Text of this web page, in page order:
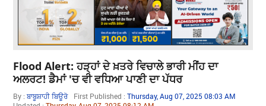
Flood Alert: ਹੜ੍ਹਾਂ ਦੇ ਖ਼ਤਰੇ ਵਿਚਾਲੇ ਭਾਰੀ ਮੀਂਹ ਦਾ
ਅਲਰਟ! ਡੈਮਾਂ 'ਚ ਵੀ ਵਧਿਆ ਪਾਣੀ ਦਾ ਪੱਧਰ
By :ਬਾਬੂਸ਼ਾਹੀ ਬਿਊਰੋ First Published :Thursday, Aug 07, 2025 08:03 AM